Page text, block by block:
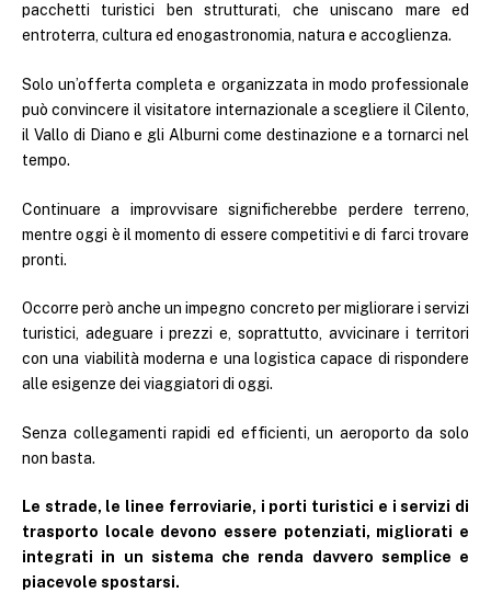
pacchetti turistici ben strutturati, che uniscano mare ed
entroterra, cultura ed enogastronomia, natura e accoglienza.
Solo un’offerta completa e organizzata in modo professionale
può convincere il visitatore internazionale a scegliere il Cilento,
il Vallo di Diano e gli Alburni come destinazione e a tornarci nel
tempo.
Continuare a improvvisare significherebbe perdere terreno,
mentre oggi è il momento di essere competitivi e di farci trovare
pronti.
Occorre però anche un impegno concreto per migliorare i servizi
turistici, adeguare i prezzi e, soprattutto, avvicinare i territori
con una viabilità moderna e una logistica capace di rispondere
alle esigenze dei viaggiatori di oggi.
Senza collegamenti rapidi ed efficienti, un aeroporto da solo
non basta.
Le strade, le linee ferroviarie, i porti turistici e i servizi di
trasporto locale devono essere potenziati, migliorati e
integrati in un sistema che renda davvero semplice e
piacevole spostarsi.